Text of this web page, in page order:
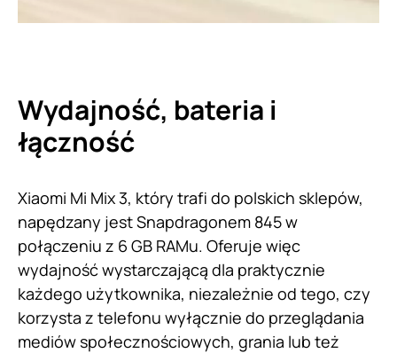
Wydajność, bateria i
łączność
Xiaomi Mi Mix 3, który trafi do polskich sklepów,
napędzany jest Snapdragonem 845 w
połączeniu z 6 GB RAMu. Oferuje więc
wydajność wystarczającą dla praktycznie
każdego użytkownika, niezależnie od tego, czy
korzysta z telefonu wyłącznie do przeglądania
mediów społecznościowych, grania lub też